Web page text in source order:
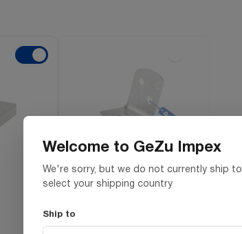
de madera
SKU 3702100ss
Welcome to GeZu Impex
We're sorry, but we do not currently ship to
select your shipping country
Ship to